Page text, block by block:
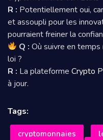
R : Potentiellement oui,
et assoupli pour les
pourraient freiner la
Q : Où suivre en
loi ?
R : La plateforme Crypto
à jour.
Tags:
cryptomonnaies